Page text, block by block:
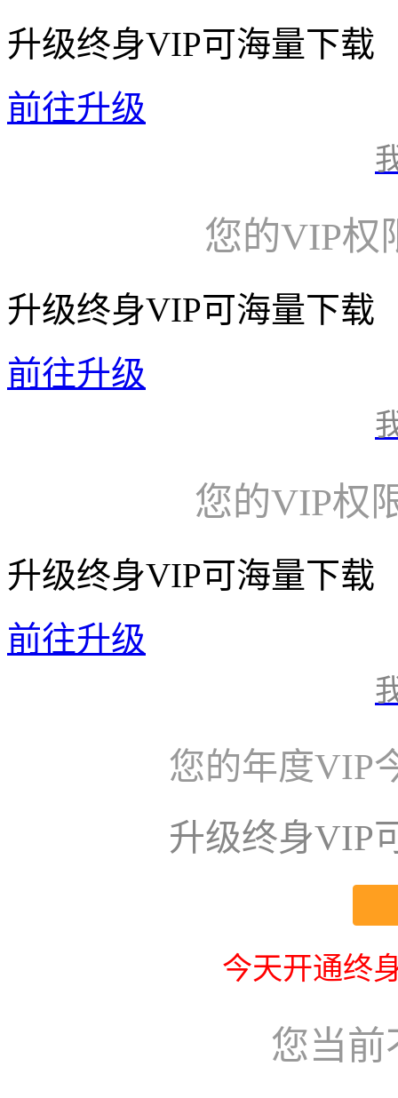
升级终身VIP可海量下载
前往升级
您的VIP权
升级终身VIP可海量下载
前往升级
您的VIP权
升级终身VIP可海量下载
前往升级
您的年度VIP
升级终身VIP
今天开通终
您当前